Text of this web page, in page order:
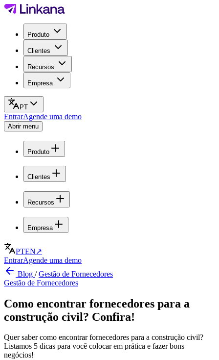
Produto
Clientes
Recursos
Empresa
PT
EntrarAgende uma demo
Abrir menu
Produto
Clientes
Recursos
Empresa
PTEN↗
EntrarAgende uma demo
Blog /Gestão de Fornecedores
Gestão de Fornecedores
Como encontrar fornecedores para a
construção civil? Confira!
Quer saber como encontrar fornecedores para a construção civil?
Listamos 5 dicas para você colocar em prática e fazer bons
negócios!